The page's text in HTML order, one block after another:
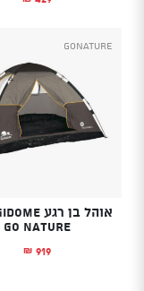
GoNature
GO NATURE
₪ 919